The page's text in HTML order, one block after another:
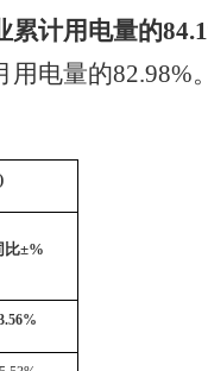
累计用电量的
用电量的82.98%。
比±%